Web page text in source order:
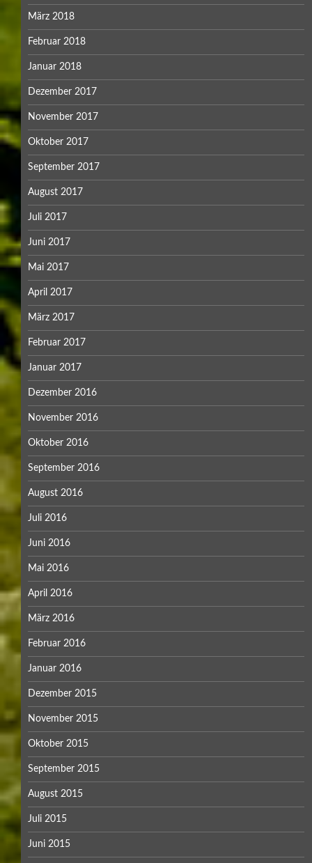
März 2018
Februar 2018
Januar 2018
Dezember 2017
November 2017
Oktober 2017
September 2017
August 2017
Juli 2017
Juni 2017
Mai 2017
April 2017
März 2017
Februar 2017
Januar 2017
Dezember 2016
November 2016
Oktober 2016
September 2016
August 2016
Juli 2016
Juni 2016
Mai 2016
April 2016
März 2016
Februar 2016
Januar 2016
Dezember 2015
November 2015
Oktober 2015
September 2015
August 2015
Juli 2015
Juni 2015